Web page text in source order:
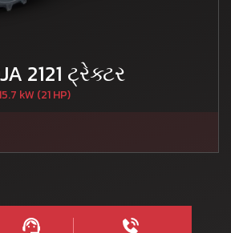
2121 ટ્રેક્ટર
kW (21 HP)